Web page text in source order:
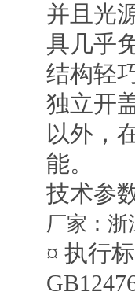
并且光
具几乎
结构轻
独立开
以外，
能。
技术参
厂家：浙
¤ 执行